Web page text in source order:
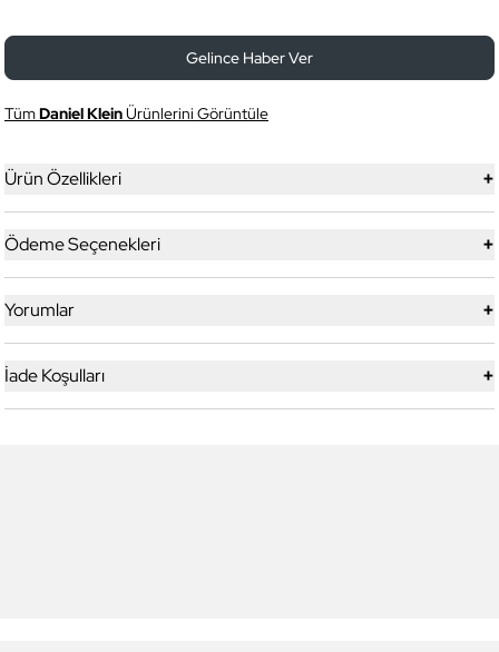
Gelince Haber Ver
TümDaniel KleinÜrünlerini Görüntüle
Ürün Özellikleri +
Ödeme Seçenekleri +
Yorumlar +
İade Koşulları +